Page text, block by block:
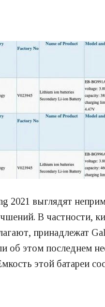
2021 выглядят
В частности,
принадлежат
об этом последнем
этой батареи